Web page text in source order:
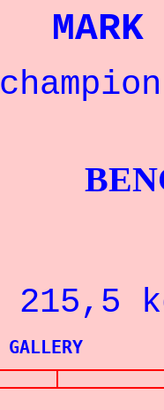
MARK
GALLERY